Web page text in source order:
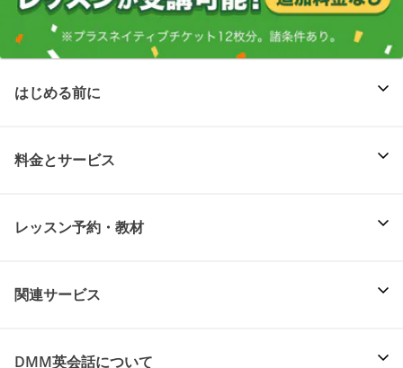
はじめる前に
料金とサービス
レッスン予約・教材
関連サービス
DMM英会話について